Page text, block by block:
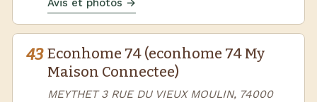
Avis et photos →
43 Econhome 74 (econhome 74 My
Maison Connectee)
MEYTHET 3 RUE DU VIEUX MOULIN, 74000